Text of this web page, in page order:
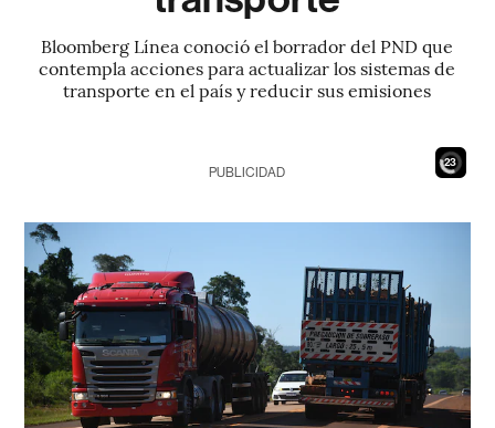
Bloomberg Línea conoció el borrador del PND que
contempla acciones para actualizar los sistemas de
transporte en el país y reducir sus emisiones
21
PUBLICIDAD